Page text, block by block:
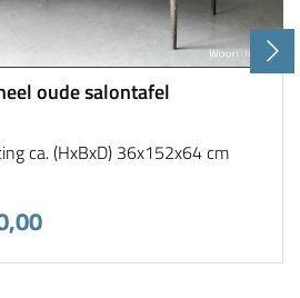
oude salontafel
ca. (HxBxD) 36x152x64 cm